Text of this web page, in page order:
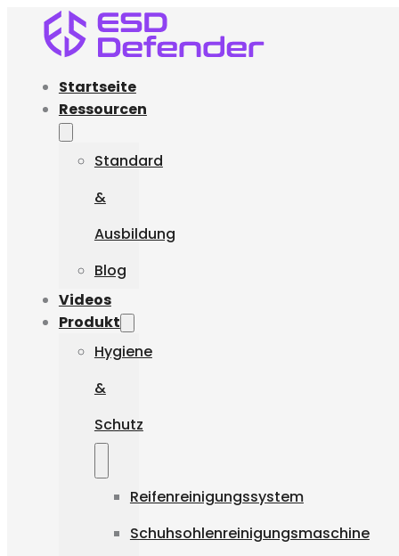
Startseite
Ressourcen
Standard
&
Ausbildung
Blog
Videos
Produkt
Hygiene
&
Schutz
Reifenreinigungssystem
Schuhsohlenreinigungsmaschine